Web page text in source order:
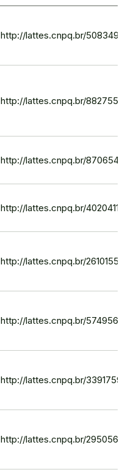
http://lattes.cnpq.br/
http://lattes.cnpq.br/
http://lattes.cnpq.br/
http://lattes.cnpq.br/
http://lattes.cnpq.br/
http://lattes.cnpq.br/
http://lattes.cnpq.br/
http://lattes.cnpq.br/